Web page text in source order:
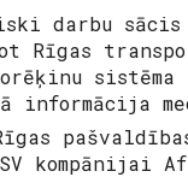
darbu sācis
Rīgas
informācija
kompānijai